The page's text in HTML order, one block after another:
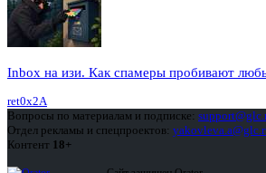
Inbox на изи. Как спамеры пробивают
ret0x2A
Вопросы по материалам и подписке:
Отдел рекламы и спецпроектов:
Контент 18+